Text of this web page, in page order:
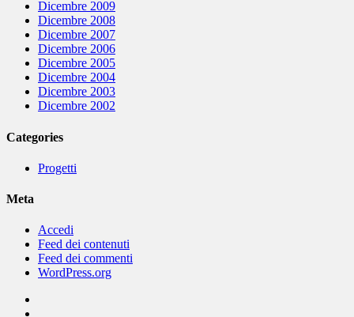
Dicembre 2009
Dicembre 2008
Dicembre 2007
Dicembre 2006
Dicembre 2005
Dicembre 2004
Dicembre 2003
Dicembre 2002
Categories
Progetti
Meta
Accedi
Feed dei contenuti
Feed dei commenti
WordPress.org